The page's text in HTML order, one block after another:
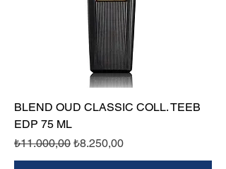
BLEND OUD CLASSIC COLL. TEEB
EDP 75 ML
Normal Fiyat
₺11.000,00 İndirimli Fiyat
₺8.250,00